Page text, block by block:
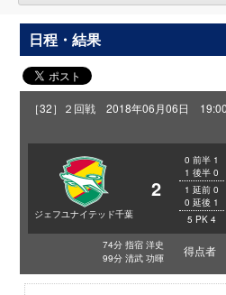
日程・結果
［32］２回戦 2018年06月06日
ジェフユナイテッド千葉
2
0 前半 1
1 後半 0
1 延前 0
0 延後 1
5 PK 4
74分 指宿 洋史
99分 清武 功暉
得点者